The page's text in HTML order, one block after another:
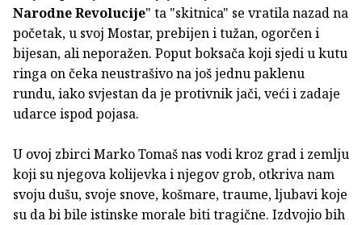
Narodne Revolucije" ta "skitnica" se vratila nazad na
početak, u svoj Mostar, prebijen i tužan, ogorčen i
bijesan, ali neporažen. Poput boksača koji sjedi u kutu
ringa on čeka neustrašivo na još jednu paklenu
rundu, iako svjestan da je protivnik jači, veći i zadaje
udarce ispod pojasa.
U ovoj zbirci Marko Tomaš nas vodi kroz grad i zemlju
koji su njegova kolijevka i njegov grob, otkriva nam
svoju dušu, svoje snove, košmare, traume, ljubavi koje
su da bi bile istinske morale biti tragične. Izdvojio bih